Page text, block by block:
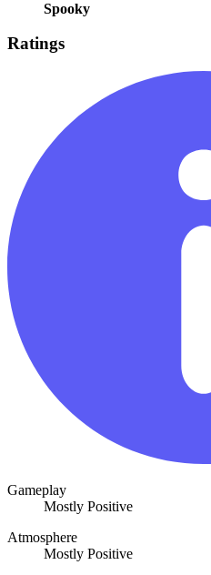
Spooky
Ratings
Gameplay
Mostly Positive
Atmosphere
Mostly Positive